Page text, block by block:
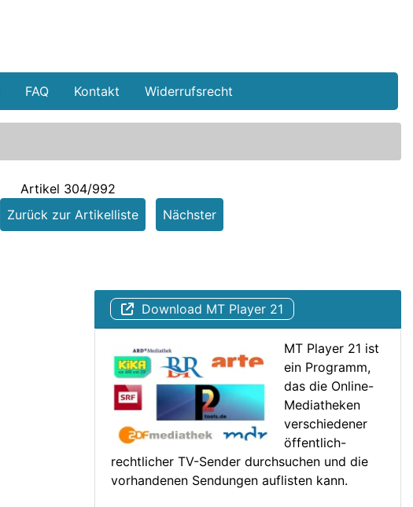
FAQ Kontakt Widerrufsrecht
Artikel 304/992
Zurück zur Artikelliste Nächster
Download MT Player 21
MT Player 21 ist
ein Programm,
das die Online-
Mediatheken
verschiedener
öffentlich-
rechtlicher TV-Sender durchsuchen und die
vorhandenen Sendungen auflisten kann.